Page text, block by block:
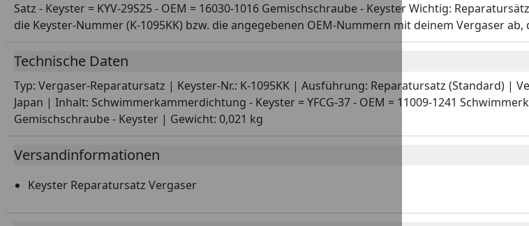
Satz - Keyster = KYV-29S25 - OEM = 16030-1016 Gemischschraube - Keyster Wichtig:
die Keyster-Nummer (K-1095KK) bzw. die angegebenen OEM-Nummern mit deinem Vergaser ab,
Technische Daten
Typ: Vergaser-Reparatursatz | Keyster-Nr.: K-1095KK | Ausführung: Reparatursatz (Standard) |
Japan | Inhalt: Schwimmerkammerdichtung - Keyster = YFCG-37 - OEM = 11009-1241
Gemischschraube - Keyster | Gewicht: 0,021 kg
Versandinformationen
Keyster Reparatursatz Vergaser